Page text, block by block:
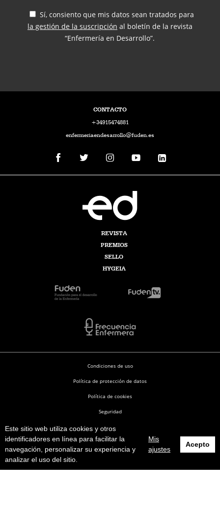
Este sitio web utiliza cookies y otros
identificadores en línea para facilitar la
navegación, personalizar su experiencia y
analizar el uso del sitio.
Mis
ajustes
Acepto
Sí, consiento que mis datos sean tratados para
la gestión de la suscripción al boletín de la revista
“Enfermería en Desarrollo”.
CONTACTO
+34915474881
enfermeriaendesarrollo@fuden.es
REVISTA
PREMIOS
SELLO
HYGEIA
Enfermería en Desarrollo © 2026
Condiciones de uso
Política de protección de datos
Política de cookies
Seguridad